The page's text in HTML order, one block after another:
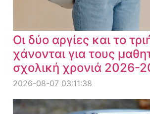
Οι δύο αργίες και το
χάνονται για τους
σχολική χρονιά 2026-
2026-08-07 03:11:38